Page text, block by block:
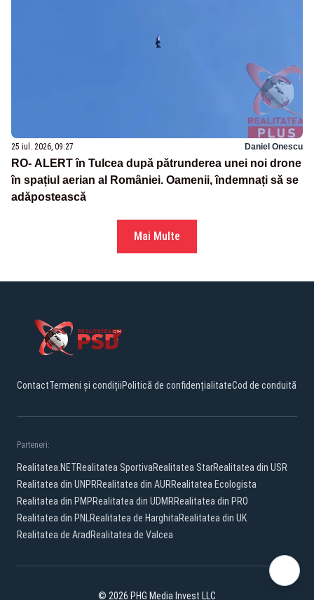
25 iul. 2026, 09:27 Daniel Onescu
RO- ALERT în Tulcea după pătrunderea unei noi drone
în spațiul aerian al României. Oamenii, îndemnați să se
adăpostească
Mai Multe
ContactTermeni și condițiiPolitică de confidențialitateCod de conduită
Parteneri:
Realitatea.NETRealitatea SportivaRealitatea StarRealitatea din USR
Realitatea din UNPRRealitatea din AURRealitatea Ecologista
Realitatea din PMPRealitatea din UDMRRealitatea din PRO
Realitatea din PNLRealitatea de HarghitaRealitatea din UK
Realitatea de Arad Realitatea de Valcea
© 2026 PHG Media Invest LLC